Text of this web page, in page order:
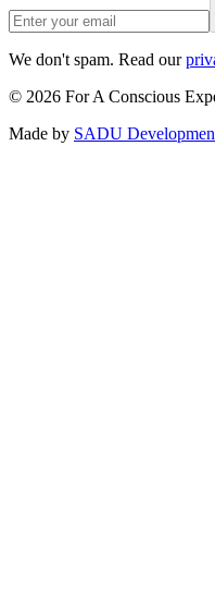
We don't spam. Read our
© 2026 For A Conscious
Made by SADU